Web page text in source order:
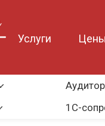
Услуги Цены
1С-